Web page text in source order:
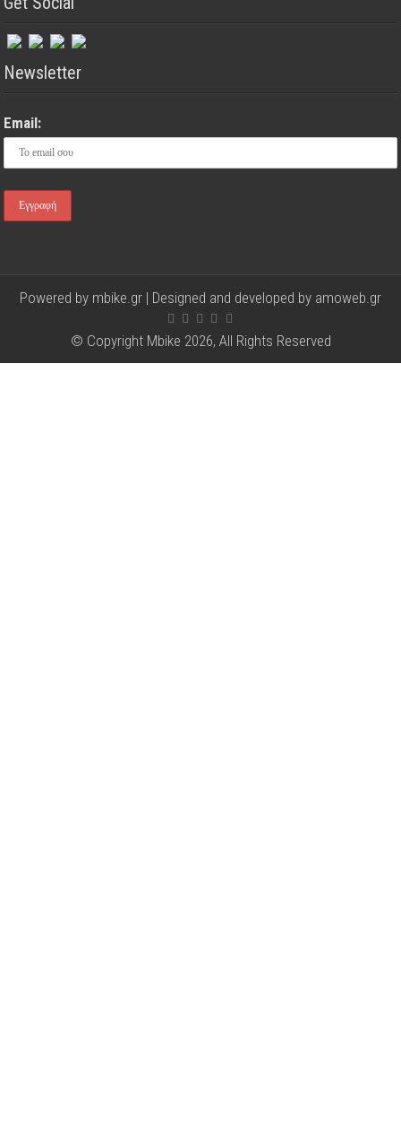
Newsletter
Email:
Powered by mbike.gr | Designed and developed by amoweb.gr
© Copyright Mbike 2026, All Rights Reserved